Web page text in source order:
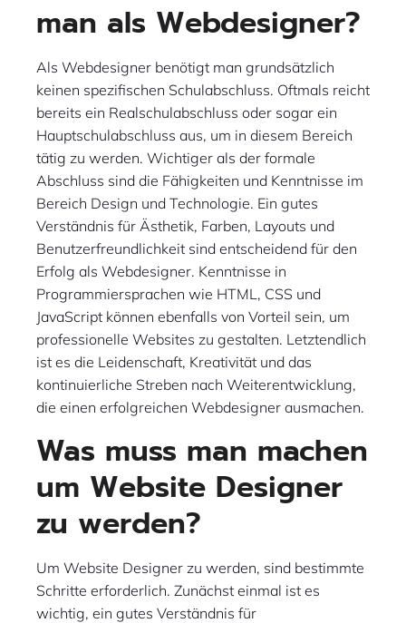
man als Webdesigner?
Als Webdesigner benötigt man grundsätzlich
keinen spezifischen Schulabschluss. Oftmals reicht
bereits ein Realschulabschluss oder sogar ein
Hauptschulabschluss aus, um in diesem Bereich
tätig zu werden. Wichtiger als der formale
Abschluss sind die Fähigkeiten und Kenntnisse im
Bereich Design und Technologie. Ein gutes
Verständnis für Ästhetik, Farben, Layouts und
Benutzerfreundlichkeit sind entscheidend für den
Erfolg als Webdesigner. Kenntnisse in
Programmiersprachen wie HTML, CSS und
JavaScript können ebenfalls von Vorteil sein, um
professionelle Websites zu gestalten. Letztendlich
ist es die Leidenschaft, Kreativität und das
kontinuierliche Streben nach Weiterentwicklung,
die einen erfolgreichen Webdesigner ausmachen.
Was muss man machen
um Website Designer
zu werden?
Um Website Designer zu werden, sind bestimmte
Schritte erforderlich. Zunächst einmal ist es
wichtig, ein gutes Verständnis für